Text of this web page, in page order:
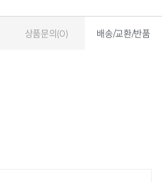
상품문의(0) 배송/교환/반품